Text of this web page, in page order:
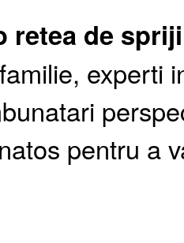
retea de
experti
pentru a